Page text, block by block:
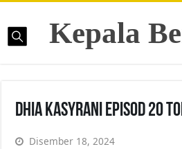
Kepala
Dhia Kasyrani Episod 20
Disember 18, 2024